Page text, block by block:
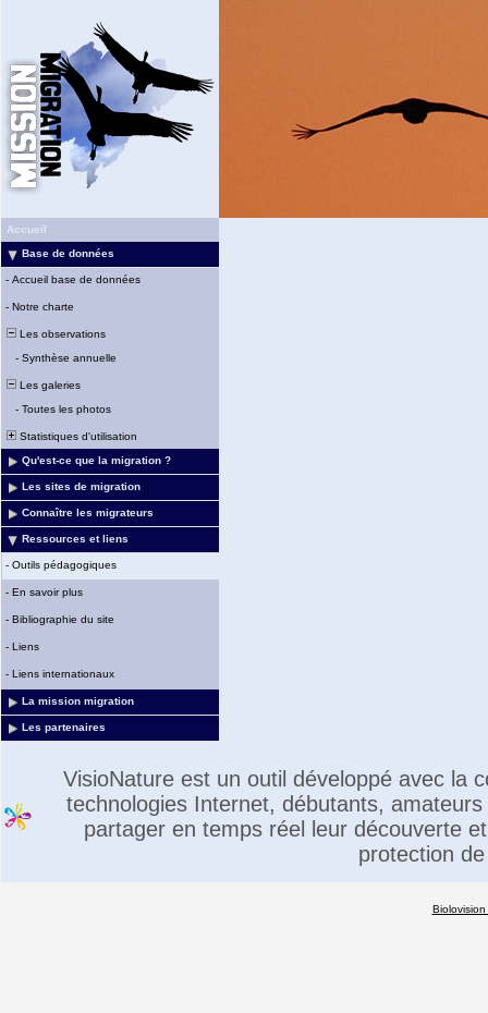
Accueil
Base de données
- Accueil base de données
- Notre charte
Les observations
- Synthèse annuelle
Les galeries
- Toutes les photos
Statistiques d'utilisation
Qu'est-ce que la migration ?
Les sites de migration
Connaître les migrateurs
Ressources et liens
- Outils pédagogiques
- En savoir plus
- Bibliographie du site
- Liens
- Liens internationaux
La mission migration
Les partenaires
VisioNature est un outil développé avec la
technologies Internet, débutants,
partager en temps réel leur découverte
protection
Biolovision